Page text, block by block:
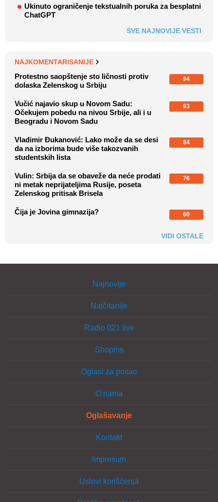
Ukinuto ograničenje tekstualnih poruka za besplatni
ChatGPT
SVE NAJNOVIJE VESTI
NAJKOMENTARISANIJE
Protestno saopštenje sto ličnosti protiv
dolaska Zelenskog u Srbiju
94
Vučić najavio skup u Novom Sadu:
Očekujem pobedu na nivou Srbije, ali i u
Beogradu i Novom Sadu
93
Vladimir Đukanović: Lako može da se desi
da na izborima bude više takozvanih
studentskih lista
84
Vulin: Srbija da se obaveže da neće prodati
ni metak neprijateljima Rusije, poseta
Zelenskog pritisak Brisela
76
Čija je Jovina gimnazija? 60
VIDI OSTALE
Najnovije
Najčitanije
Radio 021 live
Shopins
Oglasi za posao
O nama
Oglašavanje
Kontakt
Impresum
Uslovi korišćenja